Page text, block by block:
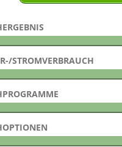
STROMVERBRAUCH